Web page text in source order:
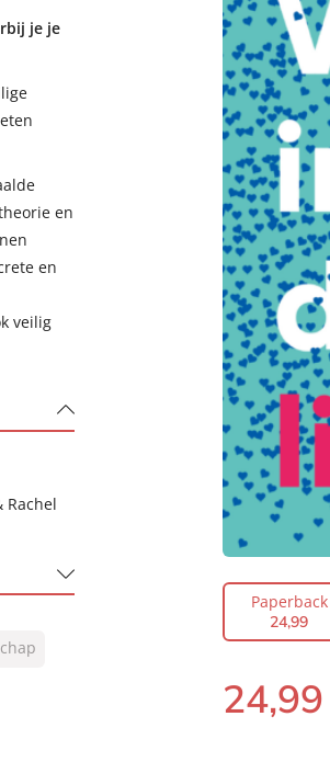
je je
en
en
veilig
Rachel
Paperback
24,99
Paperback:
24,99